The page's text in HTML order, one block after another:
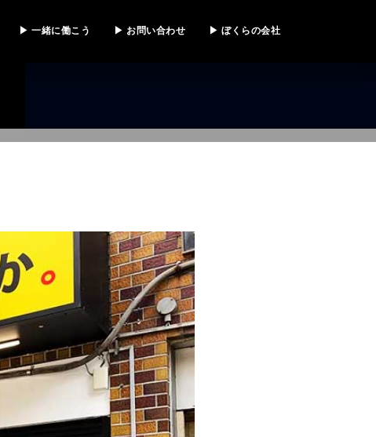
▶ 一緒に働こう ▶ お問い合わせ ▶ ぼくらの会社